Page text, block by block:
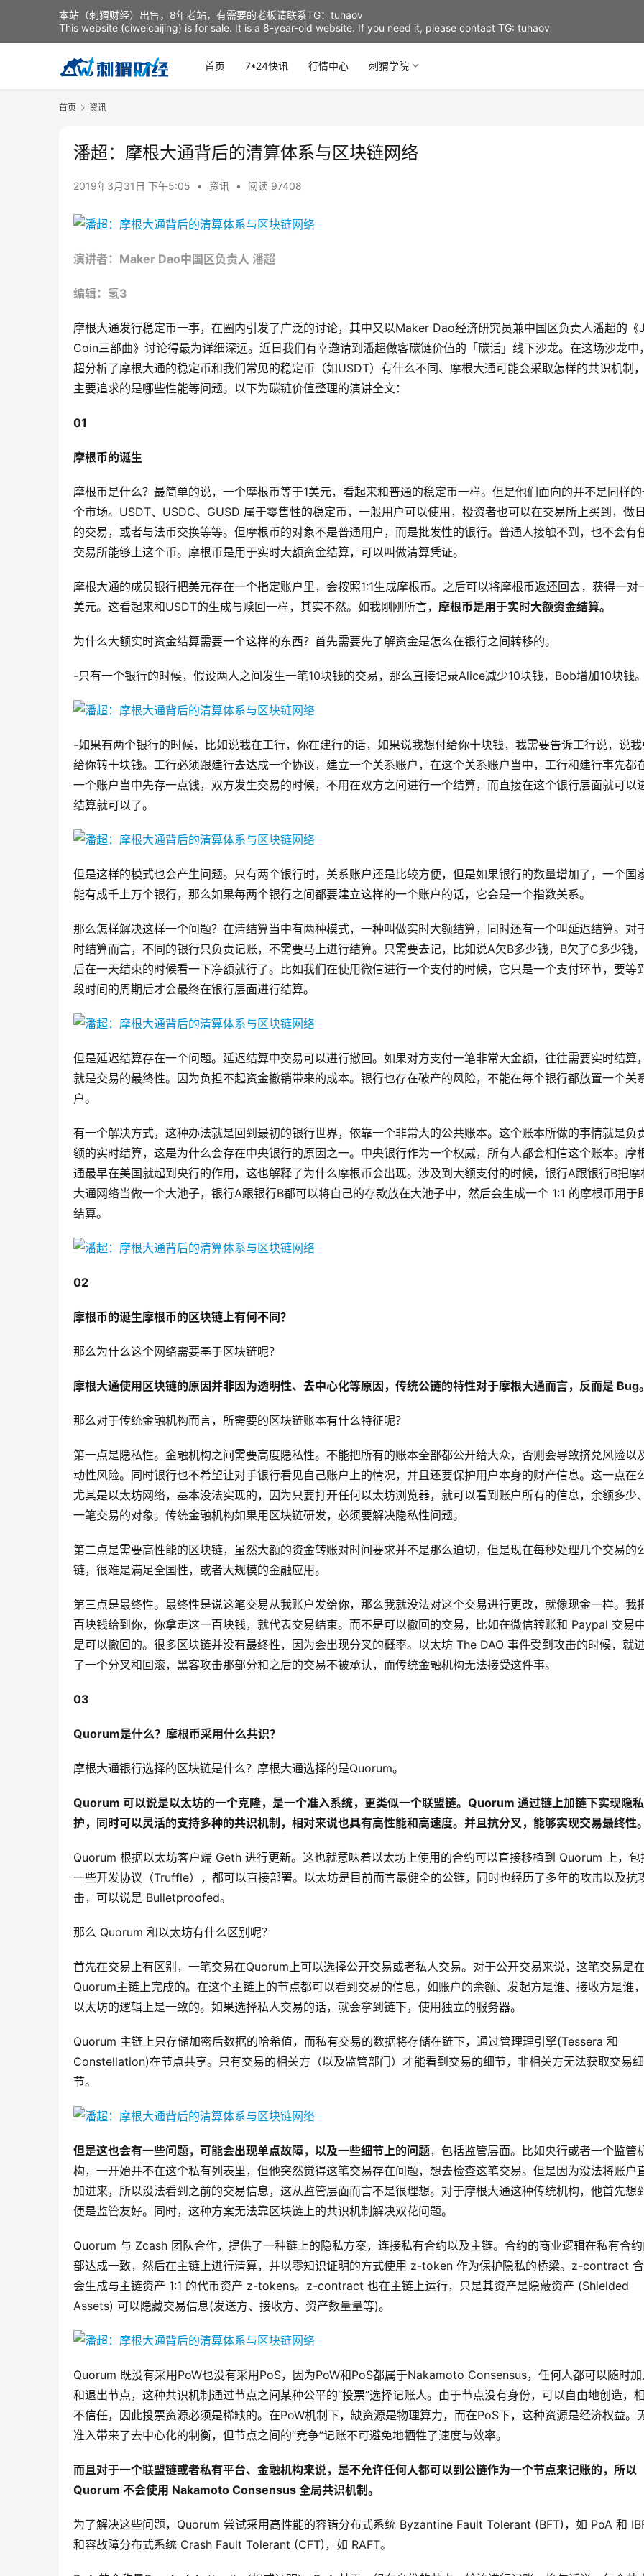
首页 7*24快讯 行情中心 刺猬学院
首页 资讯
潘超：摩根大通背后的清算体系与区块链网络
2019年3月31日 下午5:05 • 资讯 • 阅读 97408
演讲者：Maker Dao中国区负责人 潘超
编辑：氢3
摩根大通发行稳定币一事，在圈内引发了广泛的讨论，其中又以Maker Dao经济研究员兼中国区负责人潘超的《
Coin三部曲》讨论得最为详细深远。近日我们有幸邀请到潘超做客碳链价值的「碳话」线下沙龙。在这场沙龙中
超分析了摩根大通的稳定币和我们常见的稳定币（如USDT）有什么不同、摩根大通可能会采取怎样的共识机制
主要追求的是哪些性能等问题。以下为碳链价值整理的演讲全文：
01
摩根币的诞生
摩根币是什么？最简单的说，一个摩根币等于1美元，看起来和普通的稳定币一样。但是他们面向的并不是同样
个市场。USDT、USDC、GUSD 属于零售性的稳定币，一般用户可以使用，投资者也可以在交易所上买到，做
的交易，或者与法币交换等等。但摩根币的对象不是普通用户，而是批发性的银行。普通人接触不到，也不会有
交易所能够上这个币。摩根币是用于实时大额资金结算，可以叫做清算凭证。
摩根大通的成员银行把美元存在一个指定账户里，会按照1:1生成摩根币。之后可以将摩根币返还回去，获得一对
美元。这看起来和USDT的生成与赎回一样，其实不然。如我刚刚所言， 摩根币是用于实时大额资金结算。
为什么大额实时资金结算需要一个这样的东西？首先需要先了解资金是怎么在银行之间转移的。
-只有一个银行的时候，假设两人之间发生一笔10块钱的交易，那么直接记录Alice减少10块钱，Bob增加10块钱。
-如果有两个银行的时候，比如说我在工行，你在建行的话，如果说我想付给你十块钱，我需要告诉工行说，说
给你转十块钱。工行必须跟建行去达成一个协议，建立一个关系账户，在这个关系账户当中，工行和建行事先都
一个账户当中先存一点钱，双方发生交易的时候，不用在双方之间进行一个结算，而直接在这个银行层面就可以
结算就可以了。
但是这样的模式也会产生问题。只有两个银行时，关系账户还是比较方便，但是如果银行的数量增加了，一个国
能有成千上万个银行，那么如果每两个银行之间都要建立这样的一个账户的话，它会是一个指数关系。
那么怎样解决这样一个问题？在清结算当中有两种模式，一种叫做实时大额结算，同时还有一个叫延迟结算。对
时结算而言，不同的银行只负责记账，不需要马上进行结算。只需要去记，比如说A欠B多少钱，B欠了C多少钱
后在一天结束的时候看一下净额就行了。比如我们在使用微信进行一个支付的时候，它只是一个支付环节，要等
段时间的周期后才会最终在银行层面进行结算。
但是延迟结算存在一个问题。延迟结算中交易可以进行撤回。如果对方支付一笔非常大金额，往往需要实时结算
就是交易的最终性。因为负担不起资金撤销带来的成本。银行也存在破产的风险，不能在每个银行都放置一个关
户。
有一个解决方式，这种办法就是回到最初的银行世界，依靠一个非常大的公共账本。这个账本所做的事情就是负
额的实时结算，这是为什么会存在中央银行的原因之一。中央银行作为一个权威，所有人都会相信这个账本。摩
通最早在美国就起到央行的作用，这也解释了为什么摩根币会出现。涉及到大额支付的时候，银行A跟银行B把摩
大通网络当做一个大池子，银行A跟银行B都可以将自己的存款放在大池子中，然后会生成一个 1:1 的摩根币用于
结算。
02
摩根币的诞生摩根币的区块链上有何不同？
那么为什么这个网络需要基于区块链呢？
摩根大通使用区块链的原因并非因为透明性、去中心化等原因，传统公链的特性对于摩根大通而言，反而是 Bug。
那么对于传统金融机构而言，所需要的区块链账本有什么特征呢？
第一点是隐私性。金融机构之间需要高度隐私性。不能把所有的账本全部都公开给大众，否则会导致挤兑风险以
动性风险。同时银行也不希望让对手银行看见自己账户上的情况，并且还要保护用户本身的财产信息。这一点在
尤其是以太坊网络，基本没法实现的，因为只要打开任何以太坊浏览器，就可以看到账户所有的信息，余额多少
一笔交易的对象。传统金融机构如果用区块链研发，必须要解决隐私性问题。
第二点是需要高性能的区块链，虽然大额的资金转账对时间要求并不是那么迫切，但是现在每秒处理几个交易的
链，很难是满足全国性，或者大规模的金融应用。
第三点是最终性。最终性是说这笔交易从我账户发给你，那么我就没法对这个交易进行更改，就像现金一样。我
百块钱给到你，你拿走这一百块钱，就代表交易结束。而不是可以撤回的交易，比如在微信转账和 Paypal 交易中
是可以撤回的。很多区块链并没有最终性，因为会出现分叉的概率。以太坊 The DAO 事件受到攻击的时候，就
了一个分叉和回滚，黑客攻击那部分和之后的交易不被承认，而传统金融机构无法接受这件事。
03
Quorum是什么？摩根币采用什么共识？
摩根大通银行选择的区块链是什么？摩根大通选择的是Quorum。
Quorum 可以说是以太坊的一个克隆，是一个准入系统，更类似一个联盟链。Quorum 通过链上加链下实现隐
护，同时可以灵活的支持多种的共识机制，相对来说也具有高性能和高速度。并且抗分叉，能够实现交易最终性。
Quorum 根据以太坊客户端 Geth 进行更新。这也就意味着以太坊上使用的合约可以直接移植到 Quorum 上，包
一些开发协议（Truffle），都可以直接部署。以太坊是目前而言最健全的公链，同时也经历了多年的攻击以及抗
击，可以说是 Bulletproofed。
那么 Quorum 和以太坊有什么区别呢？
首先在交易上有区别，一笔交易在Quorum上可以选择公开交易或者私人交易。对于公开交易来说，这笔交易是在
Quorum主链上完成的。在这个主链上的节点都可以看到交易的信息，如账户的余额、发起方是谁、接收方是谁
以太坊的逻辑上是一致的。如果选择私人交易的话，就会拿到链下，使用独立的服务器。
Quorum 主链上只存储加密后数据的哈希值，而私有交易的数据将存储在链下，通过管理理引擎(Tessera 和
Constellation)在节点共享。只有交易的相关方（以及监管部门）才能看到交易的细节，非相关方无法获取交易细
节。
但是这也会有一些问题，可能会出现单点故障，以及一些细节上的问题，包括监管层面。比如央行或者一个监管
构，一开始并不在这个私有列表里，但他突然觉得这笔交易存在问题，想去检查这笔交易。但是因为没法将账户
加进来，所以没法看到之前的交易信息，这从监管层面而言不是很理想。对于摩根大通这种传统机构，他首先想
便是监管友好。同时，这种方案无法靠区块链上的共识机制解决双花问题。
Quorum 与 Zcash 团队合作，提供了一种链上的隐私方案，连接私有合约以及主链。合约的商业逻辑在私有合
部达成一致，然后在主链上进行清算，并以零知识证明的方式使用 z-token 作为保护隐私的桥梁。z-contract
会生成与主链资产 1:1 的代币资产 z-tokens。z-contract 也在主链上运行，只是其资产是隐蔽资产 (Shielded
Assets) 可以隐藏交易信息(发送方、接收方、资产数量量等)。
Quorum 既没有采用PoW也没有采用PoS，因为PoW和PoS都属于Nakamoto Consensus，任何人都可以随时
和退出节点，这种共识机制通过节点之间某种公平的“投票”选择记账人。由于节点没有身份，可以自由地创造，
不信任，因此投票资源必须是稀缺的。在PoW机制下，缺资源是物理算力，而在PoS下，这种资源是经济权益。
准入带来了去中心化的制衡，但节点之间的“竞争”记账不可避免地牺牲了速度与效率。
而且对于一个联盟链或者私有平台、金融机构来说，是不允许任何人都可以到公链作为一个节点来记账的，所以
Quorum 不会使用 Nakamoto Consensus 全局共识机制。
为了解决这些问题，Quorum 尝试采用高性能的容错分布式系统 Byzantine Fault Tolerant (BFT)，如 PoA 和
和容故障分布式系统 Crash Fault Tolerant (CFT)，如 RAFT。
本站（刺猬财经）出售，8年老站，有需要的老板请联系TG：tuhaov
This website (ciweicaijing) is for sale. It is a 8-year-old website. If you need it, please contact TG: tuhaov